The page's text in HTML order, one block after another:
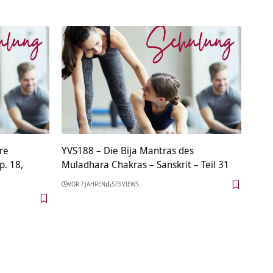
18,
YVS188 – Die Bija Mantras des
Muladhara Chakras – Sanskrit – Teil 31
VOR 7 JAHREN 573 VIEWS